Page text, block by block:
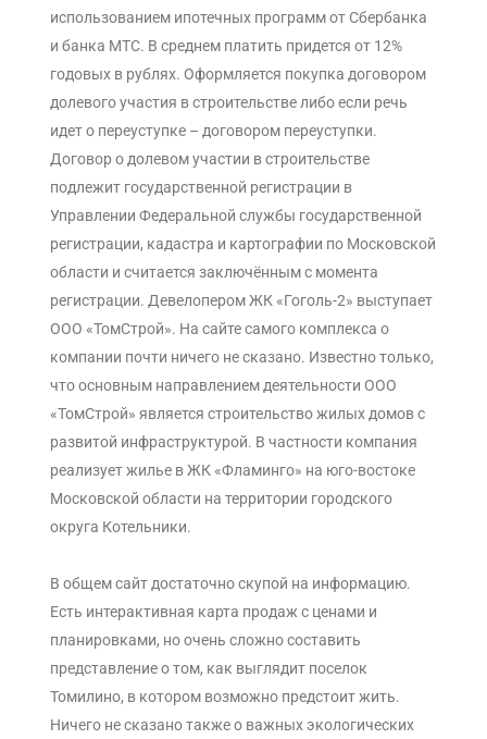
использованием ипотечных программ от Сбербанка
и банка МТС. В среднем платить придется от 12%
годовых в рублях. Оформляется покупка договором
долевого участия в строительстве либо если речь
идет о переуступке – договором переуступки.
Договор о долевом участии в строительстве
подлежит государственной регистрации в
Управлении Федеральной службы государственной
регистрации, кадастра и картографии по Московской
области и считается заключённым с момента
регистрации. Девелопером ЖК «Гоголь-2» выступает
ООО «ТомСтрой». На сайте самого комплекса о
компании почти ничего не сказано. Известно только,
что основным направлением деятельности ООО
«ТомСтрой» является строительство жилых домов с
развитой инфраструктурой. В частности компания
реализует жилье в ЖК «Фламинго» на юго-востоке
Московской области на территории городского
округа Котельники.
В общем сайт достаточно скупой на информацию.
Есть интерактивная карта продаж с ценами и
планировками, но очень сложно составить
представление о том, как выглядит поселок
Томилино, в котором возможно предстоит жить.
Ничего не сказано также о важных экологических